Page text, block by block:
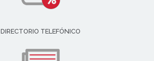
DIRECTORIO TELEFÓNICO